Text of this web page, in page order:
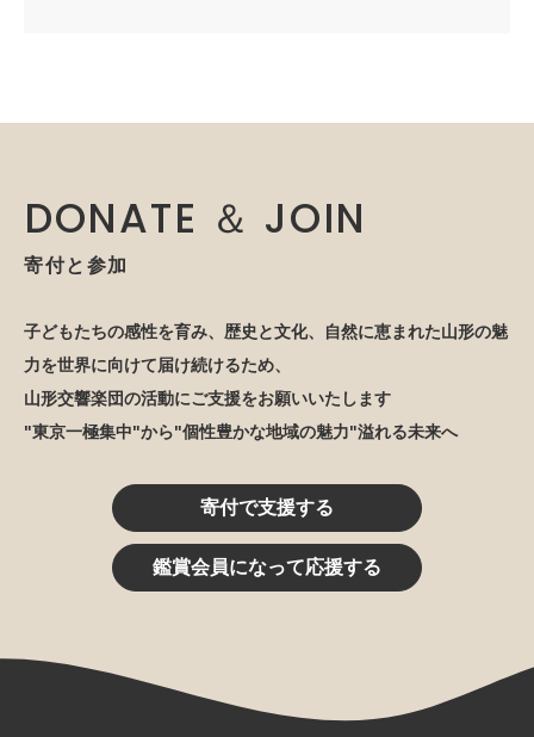
DONATE ＆ JOIN
寄付と参加
子どもたちの感性を育み、歴史と文化、自然に恵まれた山形の魅
力を世界に向けて届け続けるため、
山形交響楽団の活動にご支援をお願いいたします
"東京一極集中"から"個性豊かな地域の魅力"溢れる未来へ
寄付で支援する
鑑賞会員になって応援する